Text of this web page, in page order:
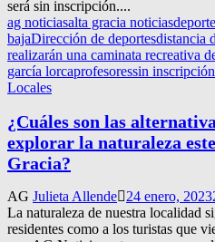
será sin inscripción....
ag noticiasalta gracia noticias
bajaDirección de deportesdistancia
realizarán una caminata recreativa
garcía lorcaprofesoressin inscripción
Locales
¿Cuáles son las
explorar la naturaleza
Gracia?
AG Julieta Allende 24 enero, 2023
La naturaleza de nuestra localidad
residentes como a los turistas que